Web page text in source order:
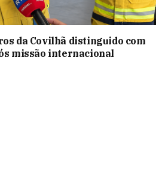
da Covilhã distinguido com
missão internacional